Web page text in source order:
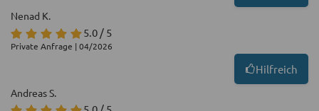
Nenad K.
5.0 / 5
Private Anfrage | 04/2026
Hilfreich
Andreas S.